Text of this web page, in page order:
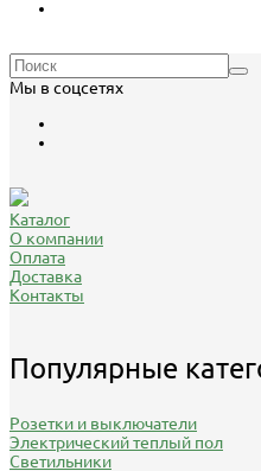
Мы в соцсетях
Каталог
О компании
Оплата
Доставка
Контакты
Популярные
Розетки и выключатели
Электрический теплый пол
Светильники